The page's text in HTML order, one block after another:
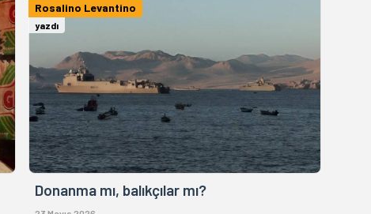
Rosalino Levantino
yazdı
Donanma mı, balıkçılar mı?